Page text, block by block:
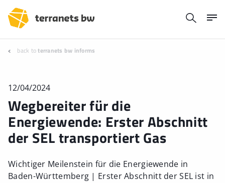
back toterranets bw informs
12/04/2024
Wegbereiter für die
Energiewende: Erster Abschnitt
der SEL transportiert Gas
Wichtiger Meilenstein für die Energiewende in
Baden-Württemberg | Erster Abschnitt der SEL ist in